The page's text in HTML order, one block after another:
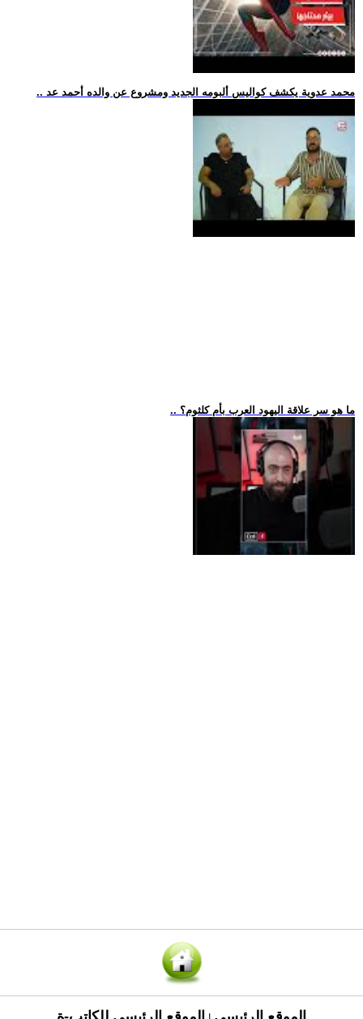
.. محمد عدوية يكشف كواليس ألبومه الجديد ومشروع عن والده أحمد عد
.. ما هو سر علاقة اليهود العرب بأم كلثوم؟